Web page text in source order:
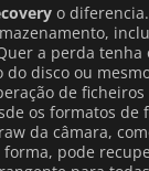
o
a perda
disco ou
de
os formatos
da câmara,
pode